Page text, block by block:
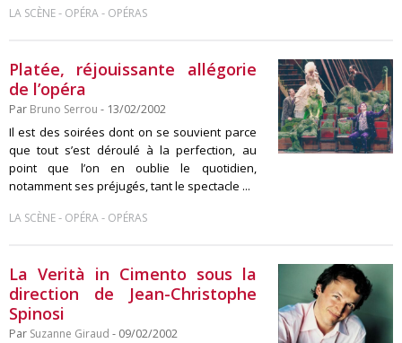
LA SCÈNE- OPÉRA- OPÉRAS
Platée, réjouissante allégorie
de l’opéra
Par Bruno Serrou - 13/02/2002
Il est des soirées dont on se souvient parce
que tout s’est déroulé à la perfection, au
point que l’on en oublie le quotidien,
notamment ses préjugés, tant le spectacle ...
LA SCÈNE- OPÉRA- OPÉRAS
La Verità in Cimento sous la
direction de Jean-Christophe
Spinosi
Par Suzanne Giraud - 09/02/2002